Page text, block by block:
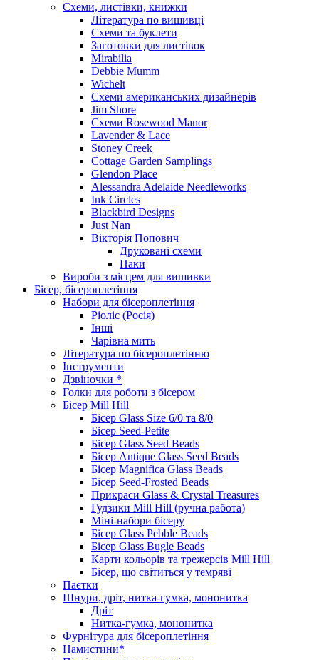
Схеми, листівки, книжки
Література по вишивці
Схеми та буклети
Заготовки для листівок
Mirabilia
Debbie Mumm
Wichelt
Схеми американських дизайнерів
Jim Shore
Cхеми Rosewood Manor
Lavender & Lace
Stoney Creek
Cottage Garden Samplings
Glendon Place
Alessandra Adelaide Needleworks
Ink Circles
Blackbird Designs
Just Nan
Вікторія Попович
Друковані схеми
Паки
Вироби з місцем для вишивки
Бісер, бісероплетіння
Набори для бісероплетіння
Ріоліс (Росія)
Інші
Чарівна мить
Література по бісероплетінню
Інструменти
Дзвіночки *
Голки для роботи з бісером
Бісер Mill Hill
Бісер Glass Size 6/0 та 8/0
Бісер Seed-Petite
Бісер Glass Seed Beads
Бісер Antique Glass Seed Beads
Бісер Magnifica Glass Beads
Бісер Seed-Frosted Beads
Прикраси Glass & Crystal Treasures
Гудзики Mill Hill (ручна работа)
Міні-набори бісеру
Бісер Glass Pebble Beads
Бісер Glass Bugle Beads
Карти кольорів та трежерсів Mill Hill
Бісер, що світиться у темряві
Паєтки
Шнури, дріт, нитка-гумка, мононитка
Дріт
Нитка-гумка, мононитка
Фурнітура для бісероплетіння
Намистини*